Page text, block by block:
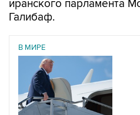
В МИРЕ
06 августа 2026